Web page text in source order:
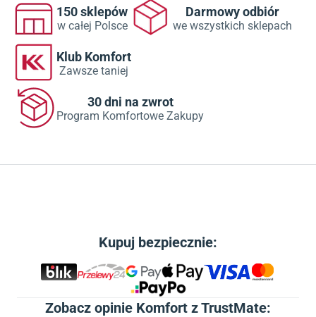
150 sklepów
w całej Polsce
Darmowy odbiór
we wszystkich sklepach
Klub Komfort
Zawsze taniej
30 dni na zwrot
Program Komfortowe Zakupy
Kupuj bezpiecznie:
Zobacz opinie Komfort z TrustMate: